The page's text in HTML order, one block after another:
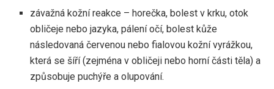
závažná kožní reakce – horečka, bolest v krku, otok
obličeje nebo jazyka, pálení očí, bolest kůže
následovaná červenou nebo fialovou kožní vyrážkou,
která se šíří (zejména v obličeji nebo horní části těla) a
způsobuje puchýře a olupování.